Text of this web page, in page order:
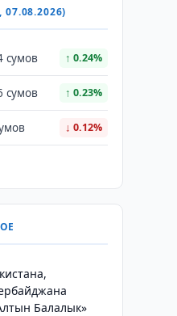
сумов ↑ 0.24%
сумов ↑ 0.23%
↓ 0.12%
Балалык»